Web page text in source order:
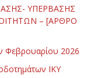
ΥΠΕΡΒΑΣΗΣ
– [ΑΡΘΡΟ
Φεβρουαρίου 2026
ΙΚΥ